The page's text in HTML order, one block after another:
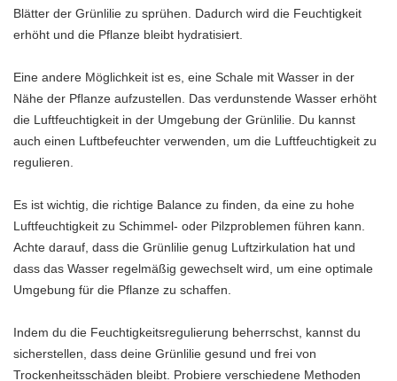
Blätter der Grünlilie zu sprühen. Dadurch wird die Feuchtigkeit
erhöht und die Pflanze bleibt hydratisiert.
Eine andere Möglichkeit ist es, eine Schale mit Wasser in der
Nähe der Pflanze aufzustellen. Das verdunstende Wasser erhöht
die Luftfeuchtigkeit in der Umgebung der Grünlilie. Du kannst
auch einen Luftbefeuchter verwenden, um die Luftfeuchtigkeit zu
regulieren.
Es ist wichtig, die richtige Balance zu finden, da eine zu hohe
Luftfeuchtigkeit zu Schimmel- oder Pilzproblemen führen kann.
Achte darauf, dass die Grünlilie genug Luftzirkulation hat und
dass das Wasser regelmäßig gewechselt wird, um eine optimale
Umgebung für die Pflanze zu schaffen.
Indem du die Feuchtigkeitsregulierung beherrschst, kannst du
sicherstellen, dass deine Grünlilie gesund und frei von
Trockenheitsschäden bleibt. Probiere verschiedene Methoden